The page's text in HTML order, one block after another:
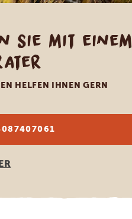
Sie mit einem
HELFEN IHNEN GERN